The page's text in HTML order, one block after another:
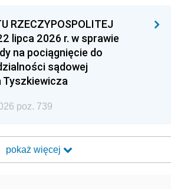
RZECZYPOSPOLITEJ
lipca 2026 r. w sprawie
na pociągnięcie do
sądowej
Tyszkiewicza
poz. 739
pokaż więcej